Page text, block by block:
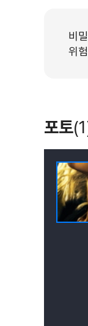
비
위
포토